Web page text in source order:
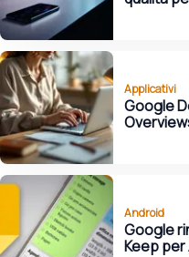
Applicativi
Google
Android
Google
Keep per